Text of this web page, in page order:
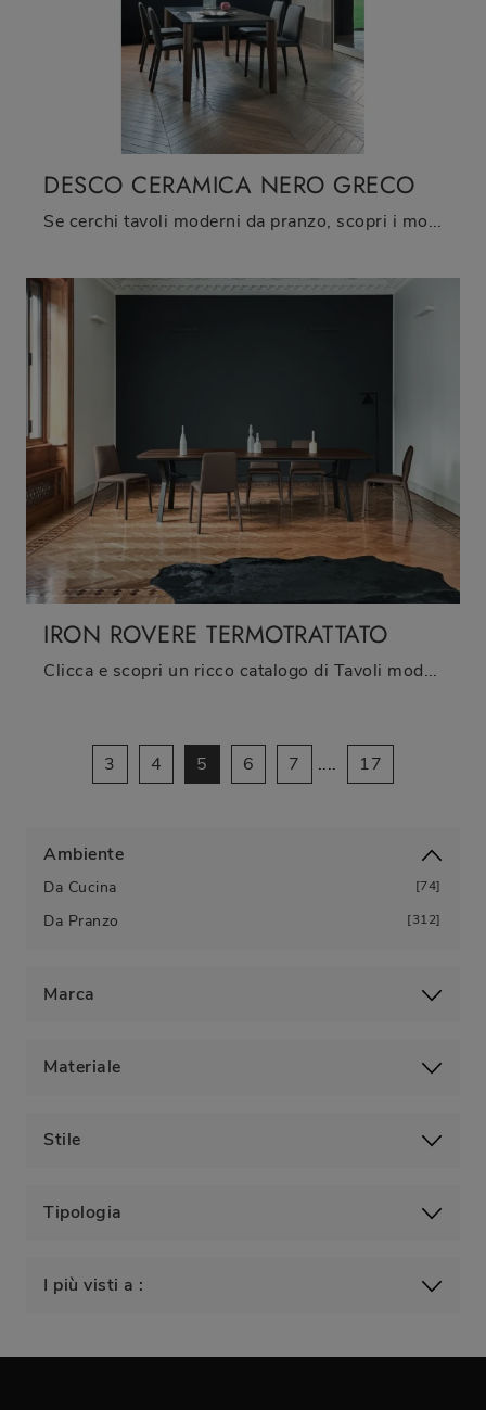
Ambiente
Da Cucina 74
Da Pranzo 312
Marca
Materiale
Stile
Tipologia
I più visti a :
DESCO CERAMICA NERO GRECO
Se cerchi tavoli moderni da pranzo, scopri i modelli fissi di Sangiacomo: clicca e scopri il modello Desco Ceramica Nero Greco in ceramica.
IRON ROVERE TERMOTRATTATO
Clicca e scopri un ricco catalogo di Tavoli moderni fissi da pranzo! Il modello Iron Rovere Termotrattato di Sangiacomo ti attende.
3 4 5 6 7 .... 17